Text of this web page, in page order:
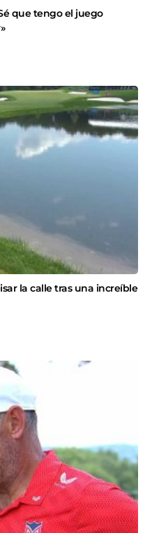
que tengo el juego
la calle tras una increíble